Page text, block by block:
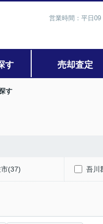
営業時間：平日
す 売却査定
す
(37) 吾川